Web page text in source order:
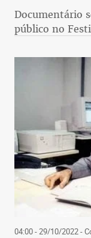
Documentário
público no
04:00 - 29/10/2022-